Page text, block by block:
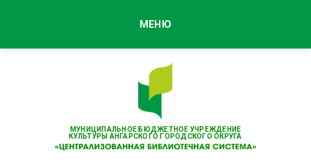
МУНИЦИПАЛЬНОЕ БЮДЖЕТНОЕ УЧРЕЖДЕНИЕ
КУЛЬТУРЫ АНГАРСКОГО ГОРОДСКОГО ОКРУГА
МЕНЮ